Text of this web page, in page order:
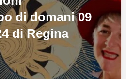
di domani 09
di Regina